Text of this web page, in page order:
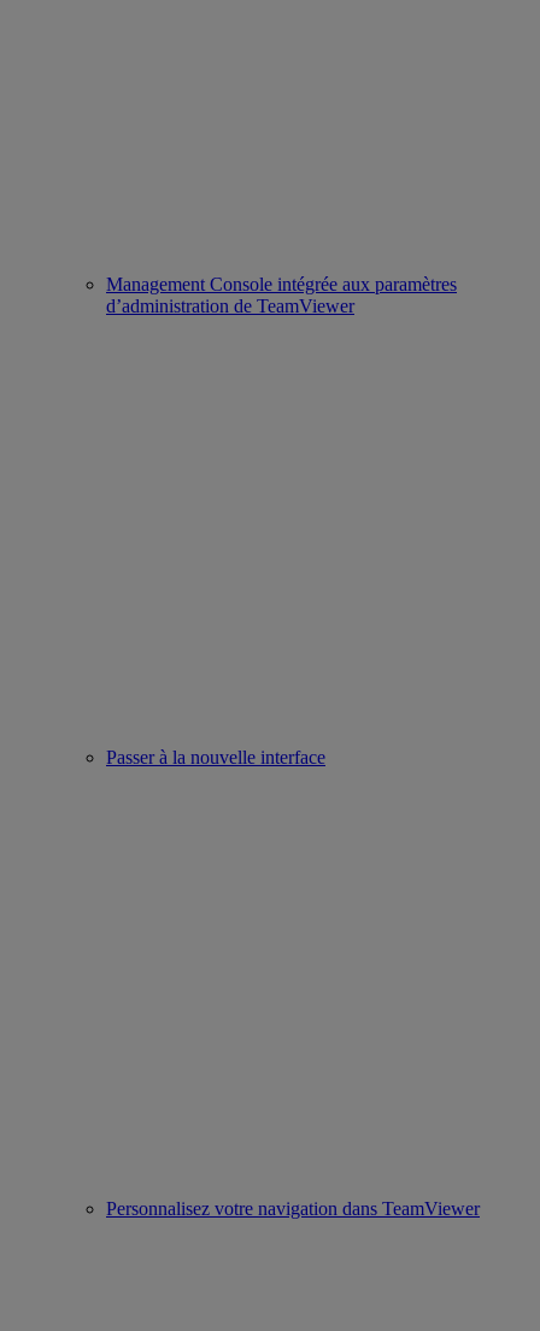
Management Console intégrée aux paramètres
d’administration de TeamViewer
Passer à la nouvelle interface
Personnalisez votre navigation dans TeamViewer